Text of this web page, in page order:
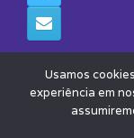
© 2026 - Todos os
Usamos
experiência em